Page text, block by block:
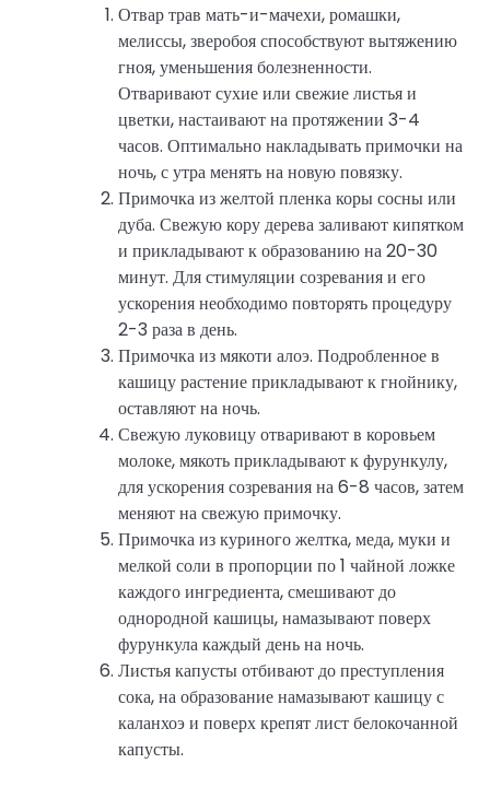
Отвар трав мать-и-мачехи, ромашки,
мелиссы, зверобоя способствуют вытяжению
гноя, уменьшения болезненности.
Отваривают сухие или свежие листья и
цветки, настаивают на протяжении 3-4
часов. Оптимально накладывать примочки на
ночь, с утра менять на новую повязку.
Примочка из желтой пленка коры сосны или
дуба. Свежую кору дерева заливают кипятком
и прикладывают к образованию на 20-30
минут. Для стимуляции созревания и его
ускорения необходимо повторять процедуру
2-3 раза в день.
Примочка из мякоти алоэ. Подробленное в
кашицу растение прикладывают к гнойнику,
оставляют на ночь.
Свежую луковицу отваривают в коровьем
молоке, мякоть прикладывают к фурункулу,
для ускорения созревания на 6-8 часов, затем
меняют на свежую примочку.
Примочка из куриного желтка, меда, муки и
мелкой соли в пропорции по 1 чайной ложке
каждого ингредиента, смешивают до
однородной кашицы, намазывают поверх
фурункула каждый день на ночь.
Листья капусты отбивают до преступления
сока, на образование намазывают кашицу с
каланхоэ и поверх крепят лист белокочанной
капусты.